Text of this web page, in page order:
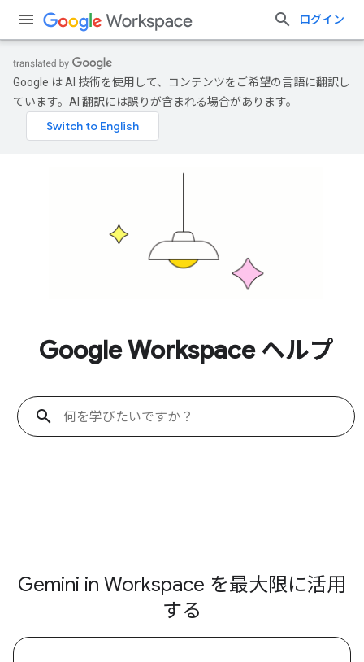
ログイン
Google は AI 技術を使用して、コンテンツをご希望の言語に翻訳し
ています。AI 翻訳には誤りが含まれる場合があります。
Google Workspace ヘルプ
search
Gemini in Workspace を最大限に活用
する